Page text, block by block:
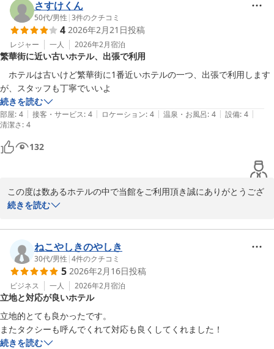
いつもご宿泊頂きまして誠にありがとうございます
ご滞在中は、お寛ぎ頂けたご様子が伺え何よりでございます。
当たり前のことではありますが、清掃も引き続き徹底して参りま
す。
この度は誠にありがとうございました。
メインホテル
2026-03-23
さすけくん
50代/男性 |3件のクチコミ
4 2026年2月21日投稿
レジャー 一人 2026年2月宿泊
繁華街に近い古いホテル、出張で利用
ホテルは古いけど繁華街に1番近いホテルの一つ、出張で利用します
が、スタッフも丁寧でいいよ
続きを読む
部屋: 4 | 接客・サービス: 4 | ロケーション: 4 | 温泉・お風呂: 4 | 設備: 4 |
清潔さ: 4
132
この度は数あるホテルの中で当館をご利用頂き誠にありがとうござ
います。
上げます。
お部屋の設備面やスタッフ対応についてお褒めの言葉を頂戴し、大
変光栄に存じます。
いつもご宿泊頂きまして誠にありがとうございます。
再びお客様へお会いできます日を心よりお待ち申し上げておりま
す。
続きを読む
ねこやしきのやしき
30代/男性 |4件のクチコミ
5 2026年2月16日投稿
ビジネス 一人 2026年2月宿泊
立地と対応が良いホテル
立地的とても良かったです。
続きを読む